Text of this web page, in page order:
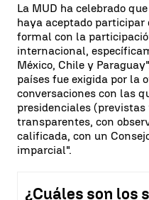
La MUD ha celebrado
haya aceptado participar
formal con la
internacional,
México, Chile y
países fue exigida por la
conversaciones con las
presidenciales
transparentes, con
calificada, con un
imparcial".
¿Cuáles son los